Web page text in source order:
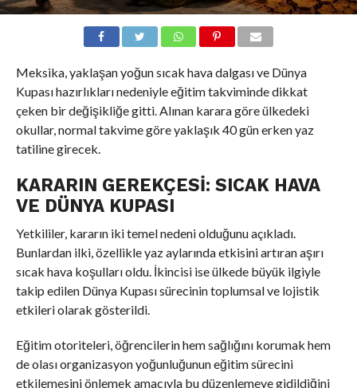
Meksika, yaklaşan yoğun sıcak hava dalgası ve Dünya
Kupası hazırlıkları nedeniyle eğitim takviminde dikkat
çeken bir değişikliğe gitti. Alınan karara göre ülkedeki
okullar, normal takvime göre yaklaşık 40 gün erken yaz
tatiline girecek.
KARARIN GEREKÇESI: SICAK HAVA
VE DÜNYA KUPASI
Yetkililer, kararın iki temel nedeni olduğunu açıkladı.
Bunlardan ilki, özellikle yaz aylarında etkisini artıran aşırı
sıcak hava koşulları oldu. İkincisi ise ülkede büyük ilgiyle
takip edilen Dünya Kupası sürecinin toplumsal ve lojistik
etkileri olarak gösterildi.
Eğitim otoriteleri, öğrencilerin hem sağlığını korumak hem
de olası organizasyon yoğunluğunun eğitim sürecini
etkilemesini önlemek amacıyla bu düzenlemeye gidildiğini